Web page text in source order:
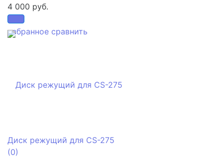
избранное сравнить
4 000 руб.
Диск режущий для CS-275
(0)